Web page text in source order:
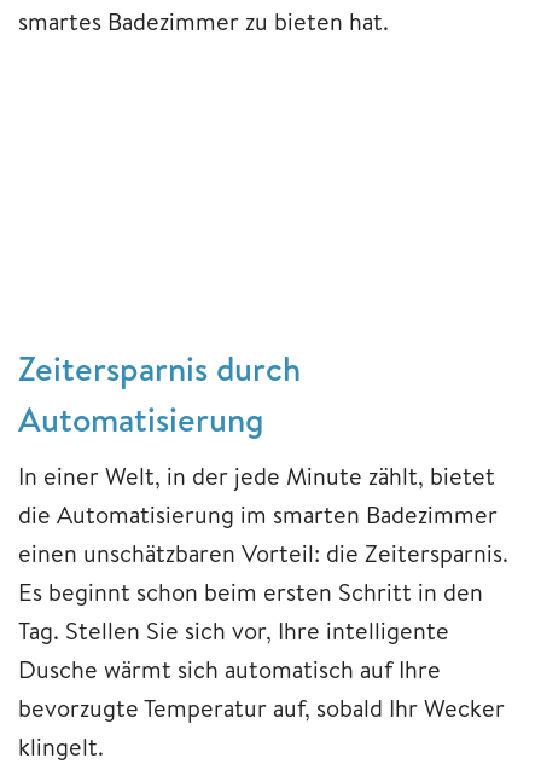
smartes Badezimmer zu bieten hat.
Zeitersparnis durch
Automatisierung
In einer Welt, in der jede Minute zählt, bietet
die Automatisierung im smarten Badezimmer
einen unschätzbaren Vorteil: die Zeitersparnis.
Es beginnt schon beim ersten Schritt in den
Tag. Stellen Sie sich vor, Ihre intelligente
Dusche wärmt sich automatisch auf Ihre
bevorzugte Temperatur auf, sobald Ihr Wecker
klingelt.